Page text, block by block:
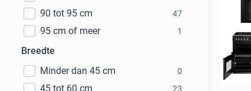
90 tot 95 cm 47
95 cm of meer 1
Breedte
Minder dan 45 cm
0
45 tot 60 cm 23